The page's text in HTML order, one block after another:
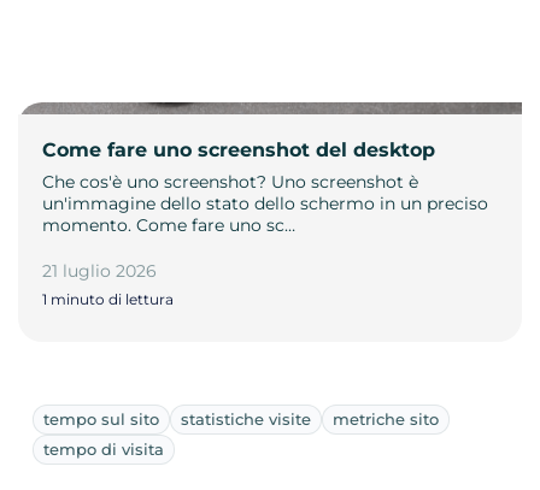
Come fare uno screenshot del desktop
Che cos'è uno screenshot? Uno screenshot è
un'immagine dello stato dello schermo in un preciso
momento. Come fare uno sc…
21 luglio 2026
1 minuto di lettura
tempo sul sito statistiche visite
metriche sito
tempo di visita